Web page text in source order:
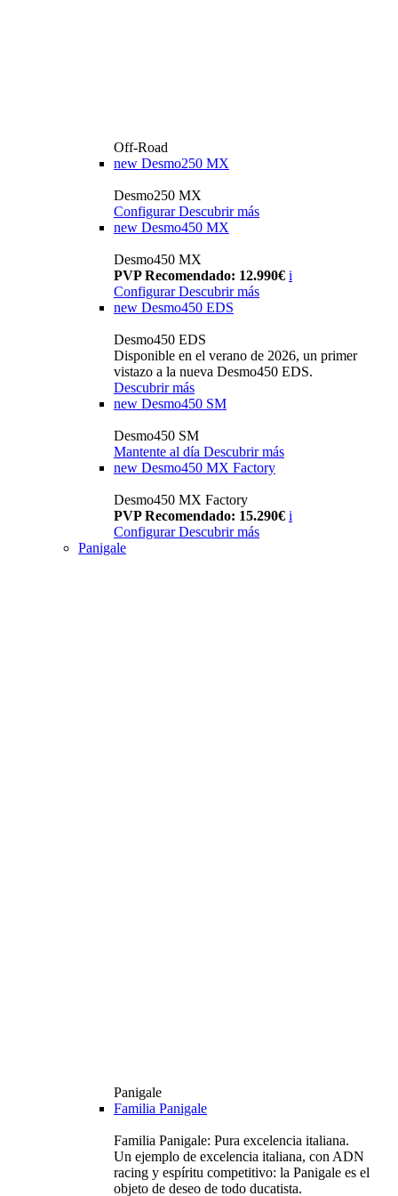
Off-Road
new Desmo250 MX
Desmo250 MX
Configurar Descubrir más
new Desmo450 MX
Desmo450 MX
PVP Recomendado: 12.990€ i
Configurar Descubrir más
new Desmo450 EDS
Desmo450 EDS
Disponible en el verano de 2026, un primer
vistazo a la nueva Desmo450 EDS.
Descubrir más
new Desmo450 SM
Desmo450 SM
Mantente al día Descubrir más
new Desmo450 MX Factory
Desmo450 MX Factory
PVP Recomendado: 15.290€ i
Configurar Descubrir más
Panigale
Panigale
Familia Panigale
Familia Panigale: Pura excelencia italiana.
Un ejemplo de excelencia italiana, con ADN
racing y espíritu competitivo: la Panigale es el
objeto de deseo de todo ducatista.